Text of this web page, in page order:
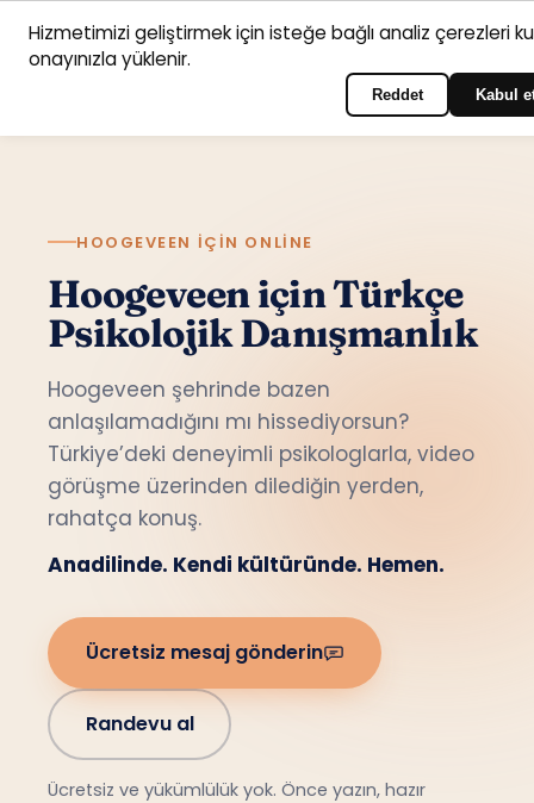
AnasayfaHizmet Psikologlarİletişim
HOOGEVEEN IÇIN ONLINE
Hoogeveen için Türkçe
Psikolojik Danışmanlık
Hoogeveen şehrinde bazen
anlaşılamadığını mı hissediyorsun?
Türkiye’deki deneyimli psikologlarla, video
görüşme üzerinden dilediğin yerden,
rahatça konuş.
Anadilinde. Kendi kültüründe. Hemen.
Ücretsiz mesaj gönderin
Randevu al
Ücretsiz ve yükümlülük yok. Önce yazın, hazır
Hizmetimizi geliştirmek için isteğe bağlı analiz çerezleri
onayınızla yüklenir.
Reddet Kabul